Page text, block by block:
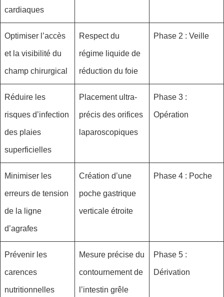
cardiaques
Phase 2 : Veille
Respect du
régime liquide de
réduction du foie
Optimiser l’accès
et la visibilité du
champ chirurgical
Phase 3 :
Opération
Placement ultra-
précis des orifices
laparoscopiques
Réduire les
risques d’infection
des plaies
superficielles
Phase 4 : Poche
Création d’une
poche gastrique
verticale étroite
Minimiser les
erreurs de tension
de la ligne
d’agrafes
Phase 5 :
Dérivation
Mesure précise du
contournement de
l’intestin grêle
Prévenir les
carences
nutritionnelles